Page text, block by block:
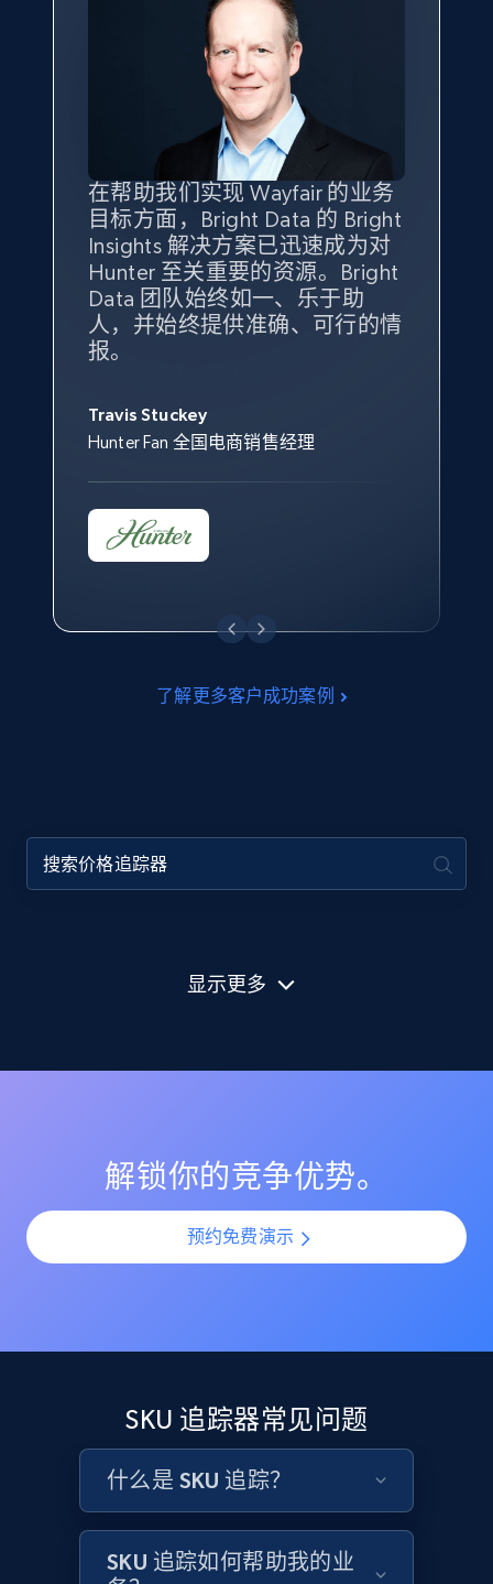
在帮助我们实现 Wayfair 的业务
目标方面，Bright Data 的 Bright
Insights 解决方案已迅速成为对
Hunter 至关重要的资源。Bright
Data 团队始终如一、乐于助
人，并始终提供准确、可行的情
报。
Travis Stuckey
Hunter Fan 全国电商销售经理
Bright Insights 的数据极大地支
持了我们公司的目标。每个产品
类别的市场份额帮助我们以主要
竞争对手为基准，而供应商的销
售情况则从战术上帮助我们的营
销团队扩大产品种类。
Overstock 的客户战略与洞察总监
我们之所以选择 Bright
Insights，是因为它能够跟踪销
售情况，并绘制对我们业务至关
重要的竞争产品类别图。
Yael Fridman
Keter 的市场总监
了解更多客户成功案例
显示更多
解锁你的竞争优势。
预约免费演示
SKU 追踪器常见问题
什么是 SKU 追踪？
SKU 追踪如何帮助我的业